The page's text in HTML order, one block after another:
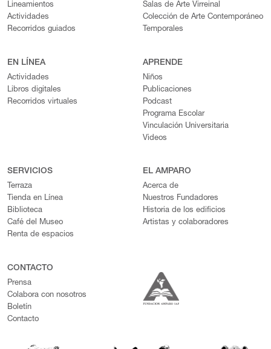
Lineamientos
Actividades
Recorridos guiados
Salas de Arte Virreinal
Colección de Arte Contemporáneo
Temporales
EN LÍNEA
Actividades
Libros digitales
Recorridos virtuales
APRENDE
Niños
Publicaciones
Podcast
Programa Escolar
Vinculación Universitaria
Videos
SERVICIOS
Terraza
Tienda en Línea
Biblioteca
Café del Museo
Renta de espacios
EL AMPARO
Acerca de
Nuestros Fundadores
Historia de los edificios
Artistas y colaboradores
CONTACTO
Prensa
Colabora con nosotros
Boletín
Contacto